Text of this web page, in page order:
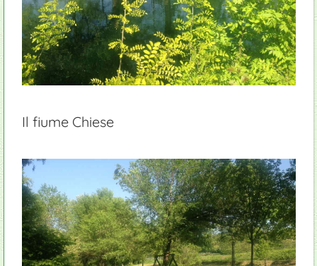
Il fiume Chiese